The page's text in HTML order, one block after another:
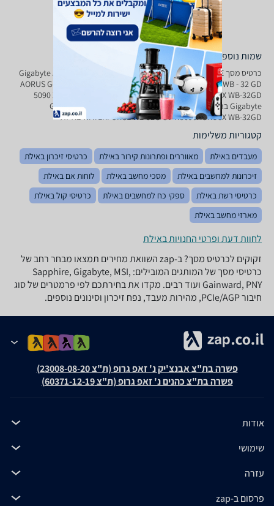
שמות נוספים לדגם
כרטיס מסך Gigabyte AORUS GeForce RTX 5090 XTREME WATERFORCE
WB 32 G GV - N 5090 AORUSX WB - 32 GD באילת, AORUS GeForce RTX
5090 XTREME WATERFORCE WB 32G GV-N5090AORUSX WB-32GD
Gigabyte באילת, Gigabyte AORUS GeForce RTX 5090 XTREME
WATERFORCE WB 32G GV-N5090AORUSX WB-32GD באילת
קטגוריות משלימות
מעבדים באילת מאווררים ופתרונות קירור באילת
כרטיסי זיכרון באילת
זיכרונות למחשבים באילת
מסכי מחשב באילת
לוחות אם באילת
כרטיסי רשת באילת
ספקי כח למחשבים באילת
כרטיסי קול באילת
מארזי מחשב באילת
לחוות דעת ופרטי החנויות באילת
זקוקים לכרטיס מסך? ב-zap השוואת מחירים תמצאו מבחר רחב של
כרטיסי מסך של המותגים המובילים: Sapphire, Gigabyte, MSI,
Gainward, PNY ועוד רבים. מקדו את בחירתכם לפי פרמטרים של סוג
חיבור PCIe/AGP, מהירות מעבד, נפח זיכרון וסינונים נוספים.
פשרה בת"צ אבנצ'יק נ' זאפ גרופ (ת"צ 23008-08-20)
פשרה בת"צ כהנים נ' זאפ גרופ (ת"צ 60371-12-19)
אודות
שימושי
עזרה
פרסום ב-zap